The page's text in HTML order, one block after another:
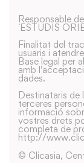
Responsable
´ESTUDIS
Finalitat del
usuaris i
Base legal per
amb
dades.
Destinataris de
terceres
informació
vostres drets
completa de
http://
© Clicasia,